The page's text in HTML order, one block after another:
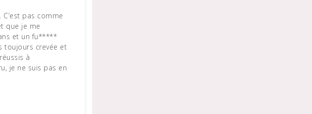
pas comme
que je me
et un fu*****
toujours crevée et
à
je ne suis pas en